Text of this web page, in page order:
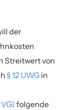
der
Streitwert von
§ 12 UWG in
folgende